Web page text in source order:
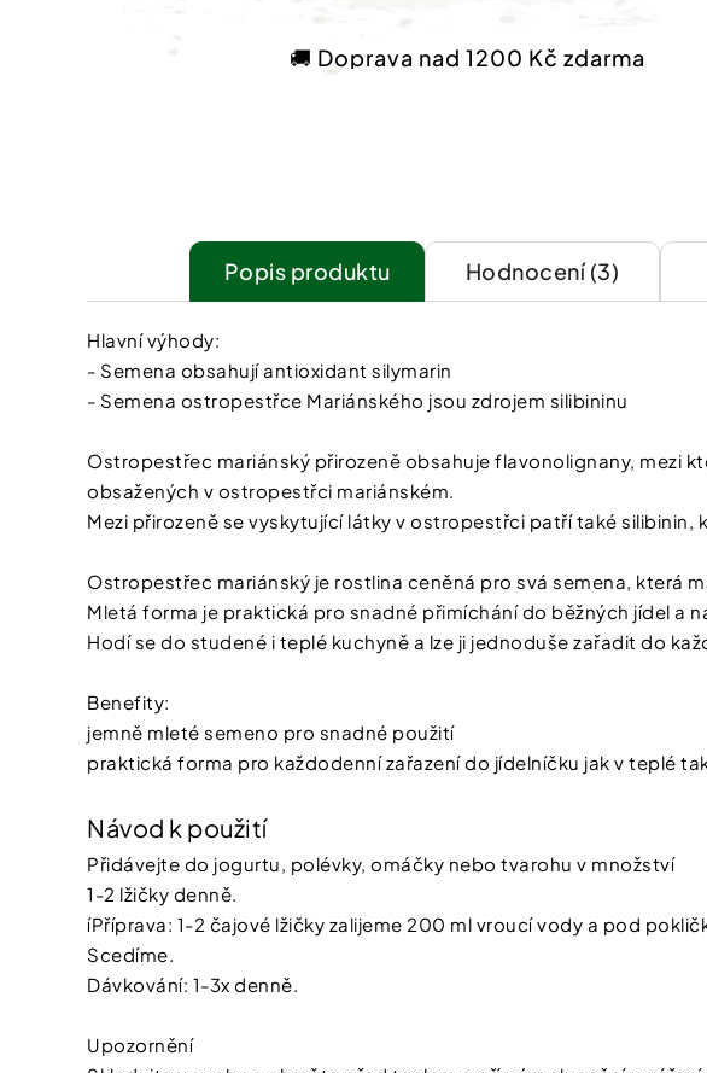
🚚 Doprava nad 1200 Kč zdarma
Popis Hodnocení (3)
Hlavní výhody:
- Semena obsahují antioxidant silymarin
- Semena ostropestřce Mariánského jsou zdrojem silibininu
Ostropestřec mariánský přirozeně obsahuje flavonolignany, mezi
obsažených v ostropestřci mariánském.
Mezi přirozeně se vyskytující látky v ostropestřci patří také silibinin,
Ostropestřec mariánský je rostlina ceněná pro svá semena, která
Mletá forma je praktická pro snadné přimíchání do běžných jídel a
Hodí se do studené i teplé kuchyně a lze ji jednoduše zařadit do
Benefity:
jemně mleté semeno pro snadné použití
praktická forma pro každodenní zařazení do jídelníčku jak v teplé
Návod k použití
Přidávejte do jogurtu, polévky, omáčky nebo tvarohu v množství
1-2 lžičky denně.
íPříprava: 1-2 čajové lžičky zalijeme 200 ml vroucí vody a pod
Scedíme.
Dávkování: 1-3x denně.
Upozornění